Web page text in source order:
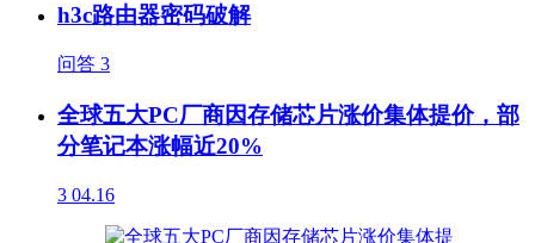
h3c路由器密码破解
问答 3
全球五大PC厂商因存储芯片涨价集体提价，部
分笔记本涨幅近20%
3 04.16